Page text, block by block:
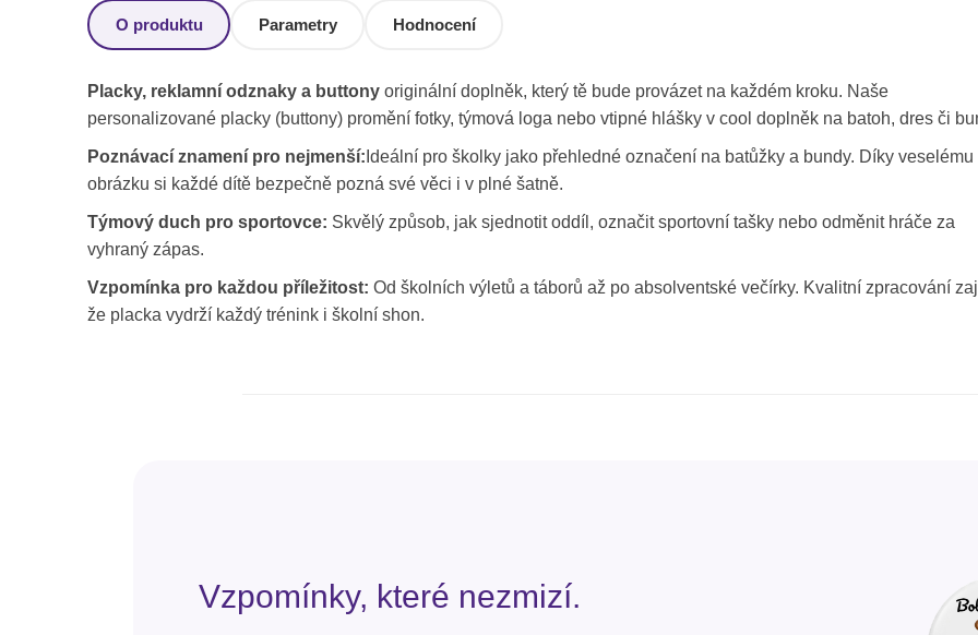
O produktu Parametry Hodnocení
Placky, reklamní odznaky a buttony originální doplněk, který tě bude provázet na každém kroku. Naše
personalizované placky (buttony) promění fotky, týmová loga nebo vtipné hlášky v cool doplněk na batoh, dres či
Poznávací znamení pro nejmenší: Ideální pro školky jako přehledné označení na batůžky a bundy. Díky veselému
obrázku si každé dítě bezpečně pozná své věci i v plné šatně.
Týmový duch pro sportovce: Skvělý způsob, jak sjednotit oddíl, označit sportovní tašky nebo odměnit hráče za
vyhraný zápas.
Vzpomínka pro každou příležitost: Od školních výletů a táborů až po absolventské večírky. Kvalitní zpracování
že placka vydrží každý trénink i školní shon.
Vzpomínky, které nezmizí.